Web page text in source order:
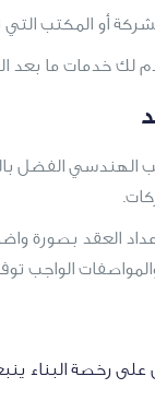
أو المكتب التي
لك خدمات ما بعد
الهندسي الفضل
إعداد العقد بصورة
الواجب
رخصة البناء